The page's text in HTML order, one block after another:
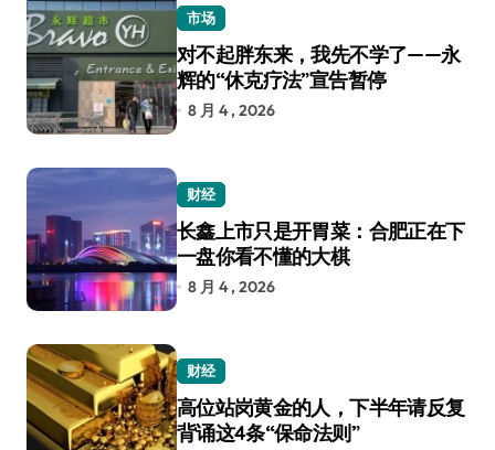
市场
对不起胖东来，我先不学了——永
辉的“休克疗法”宣告暂停
8 月 4 , 2026
财经
长鑫上市只是开胃菜：合肥正在下
一盘你看不懂的大棋
8 月 4 , 2026
财经
高位站岗黄金的人，下半年请反复
背诵这4条“保命法则”